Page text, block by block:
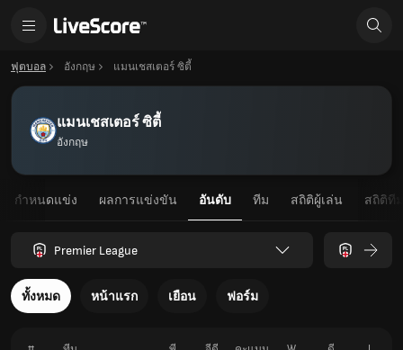
ฟุตบอล อังกฤษ แมนเชสเตอร์ ซิตี้
แมนเชสเตอร์ ซิตี้
อังกฤษ
กำหนดแข่ง ผลการแข่งขัน อันดับ ทีม สถิติผู้เล่น สถิติทีม
Premier League
ทั้งหมด หน้าแรก เยือน ฟอร์ม